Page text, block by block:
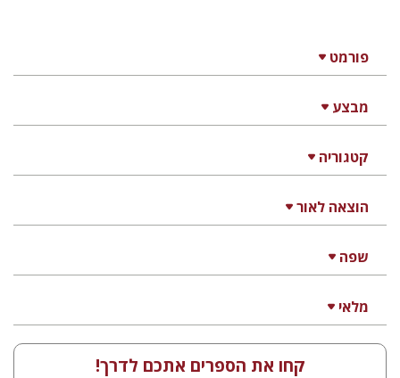
פורמט
מבצע
קטגוריה
הוצאה לאור
שפה
מלאי
קחו את הספרים אתכם לדרך!